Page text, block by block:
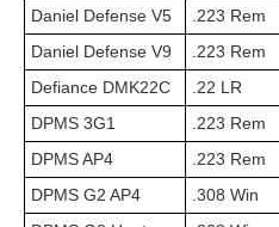
Daniel Defense V5 .223 Rem
Daniel Defense V9
.223 Rem
Defiance DMK22C
.22 LR
DPMS 3G1
.223 Rem
DPMS AP4
.223 Rem
DPMS G2 AP4
.308 Win